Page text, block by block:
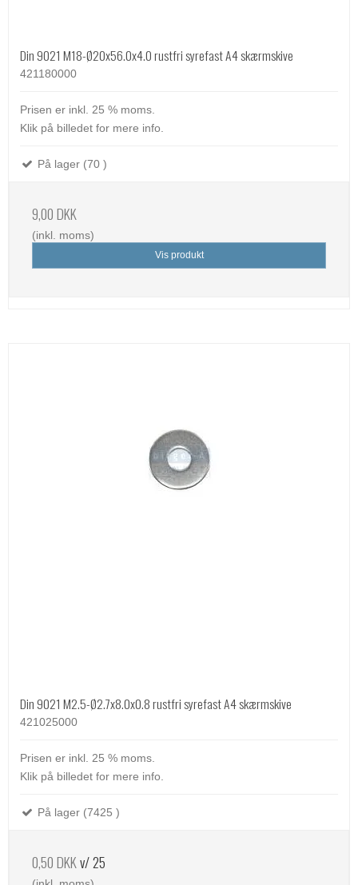
Din 9021 M18-Ø20x56.0x4.0 rustfri syrefast A4 skærmskive
421180000
Prisen er inkl. 25 % moms.
Klik på billedet for mere info.
På lager (70 )
9,00 DKK
(inkl. moms)
Vis produkt
Din 9021 M2.5-Ø2.7x8.0x0.8 rustfri syrefast A4 skærmskive
421025000
Prisen er inkl. 25 % moms.
Klik på billedet for mere info.
På lager (7425 )
0,50 DKKv/ 25